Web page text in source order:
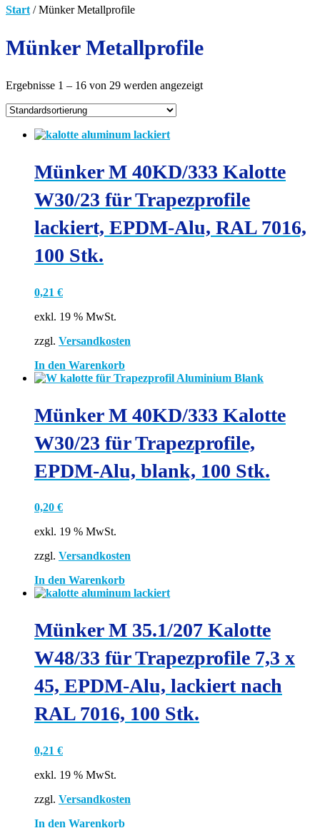
Start / Münker Metallprofile
Münker Metallprofile
Ergebnisse 1 – 16 von 29 werden angezeigt
Münker M 40KD/333 Kalotte
W30/23 für Trapezprofile
lackiert, EPDM-Alu, RAL 7016,
100 Stk.
0,21 €
exkl. 19 % MwSt.
zzgl. Versandkosten
In den Warenkorb
Münker M 40KD/333 Kalotte
W30/23 für Trapezprofile,
EPDM-Alu, blank, 100 Stk.
0,20 €
exkl. 19 % MwSt.
zzgl. Versandkosten
In den Warenkorb
Münker M 35.1/207 Kalotte
W48/33 für Trapezprofile 7,3 x
45, EPDM-Alu, lackiert nach
RAL 7016, 100 Stk.
0,21 €
exkl. 19 % MwSt.
zzgl. Versandkosten
In den Warenkorb